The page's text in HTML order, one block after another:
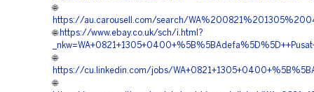
🌐
https://au.carousell.com/search/
🌐 https://www.ebay.co.uk/sch/i.html?
🌐
https://cu.linkedin.com/jobs/
🌐